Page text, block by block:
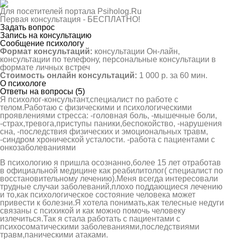
Для посетителей портала Psiholog.Ru
Первая консультация - БЕСПЛАТНО!
Задать вопрос
Запись на консультацию
Сообщение психологу
Формат консультаций: консультации Он-лайн,
консультации по телефону, персональные консультации в
формате личных встреч
Стоимость онлайн консультаций: 1 000 р. за 60 мин.
О психологе
Ответы на вопросы (5)
Я психолог-консультант,специалист по работе с
телом.Работаю с физическими и психологическими
проявлениями стресса: -головная боль, -мышечные боли,
-страх,тревога,приступы паники,беспокойство, -нарушения
сна, -последствия физических и эмоциональных травм,
-синдром хронической усталости. -работа с пациентами с
онкозаболеваниями
В психологию я пришла осознанно,более 15 лет отработав
в официальной медицине как реабилитолог( специалист по
восстановительному лечению).Меня всегда интересовали
трудные случаи заболеваний,плохо поддающиеся лечению
и то,как психологическое состояние человека может
привести к болезни.Я хотела понимать,как телесные недуги
связаны с психикой и как можно помочь человеку
излечиться.Так я стала работать с пациентами с
психосоматическими заболеваниями,последствиями
травм,паническими атаками.